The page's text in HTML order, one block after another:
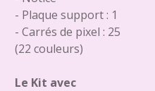
- Plaque support : 1
- Carrés de pixel : 25
(22 couleurs)
Le Kit avec